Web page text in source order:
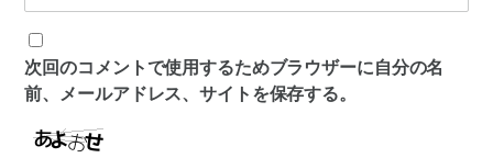
次回のコメントで使用するためブラウザーに自分の名
前、メールアドレス、サイトを保存する。